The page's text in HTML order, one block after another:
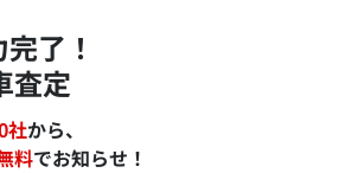
了！
査定
社から、
料でお知らせ！